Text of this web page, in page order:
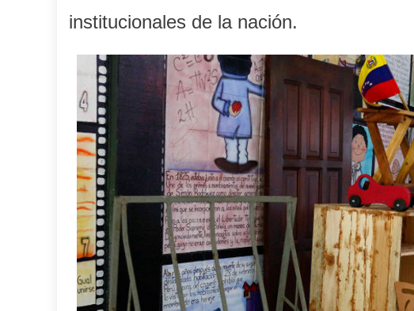
institucionales de la nación.